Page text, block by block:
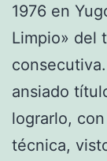
1976 en
Limpio» del
ansiado
lograrlo,
técnica,